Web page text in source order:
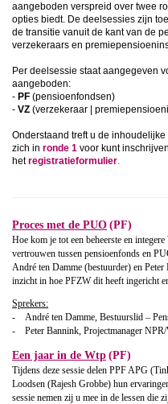
aangeboden verspreid over twee
opties biedt. De deelsessies zijn
de transitie vanuit de kant van de
verzekeraars en
Per deelsessie staat aangegeven
aangeboden:
- PF (pensioenfondsen)
- VZ (verzekeraar |
Onderstaand treft u de
zich in ronde 1 voor kunt
het registratieformulier.
Proces met de PUO (PF)
Hoe kom je tot een beheerste en
vertrouwen tussen pensioenfonds en
André ten Damme (bestuurder) en
inzicht in hoe PFZW dit heeft ingericht
Sprekers:
- André ten Damme, Bestuurslid –
- Peter Bannink, Projectmanager
Een jaar in de Wtp (PF)
Tijdens deze sessie delen PPF APG
Loodsen (Rajesh Grobbe) hun
sessie nemen zij u mee in de lessen die